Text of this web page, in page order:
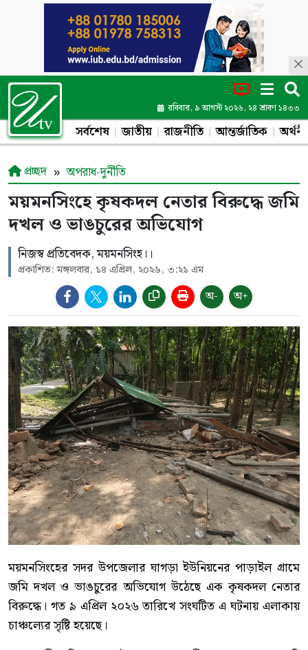
রবিবার, ৯ আগস্ট ২০২৬, ২৪ শ্রাবণ ১৪৩৩
সর্বশেষ জাতীয় রাজনীতি আন্তর্জাতিক
প্রচ্ছদ অপরাধ-দুর্নীতি
ময়মনসিংহে কৃষকদল নেতার বিরুদ্ধে জমি
দখল ও ভাঙচুরের অভিযোগ
নিজস্ব প্রতিবেদক, ময়মনসিংহ।।
প্রকাশিত: মঙ্গলবার, ১৪ এপ্রিল, ২০২৬, ৩:২১ এম
অ- অ+
ময়মনসিংহের সদর উপজেলার ঘাগড়া ইউনিয়নের পাড়াইল গ্রামে
জমি দখল ও ভাঙচুরের অভিযোগ উঠেছে এক কৃষকদল নেতার
বিরুদ্ধে। গত ৯ এপ্রিল ২০২৬ তারিখে সংঘটিত এ ঘটনায় এলাকায়
চাঞ্চল্যের সৃষ্টি হয়েছে।